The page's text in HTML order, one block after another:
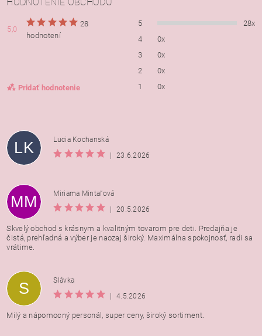
5,0
28
hodnotení
Pridať hodnotenie
5
28x
4
0x
3
0x
2
0x
1
0x
Vložením hodnotenie súhlasíte s
osobných údajov
LK
Lucia Kochanská
|
23.6.2026
MM
Miriama Mintaľová
|
20.5.2026
Skvelý obchod s krásnym a kvalitným tovarom pre deti. Predajňa je
čistá, prehľadná a výber je naozaj široký. Maximálna spokojnosť, radi sa
vrátime.
S
Slávka
|
4.5.2026
Milý a nápomocný personál, super ceny, široký sortiment.